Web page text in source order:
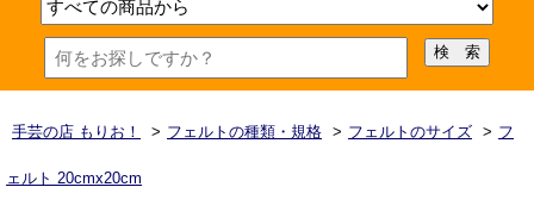
手芸の店 もりお！ > フェルトの種類・規格 > フェルトのサイズ > フ
ェルト 20cmx20cm